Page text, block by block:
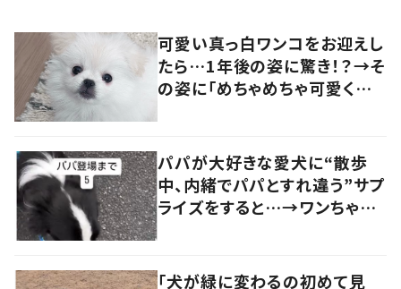
可愛い真っ白ワンコをお迎えし
たら…1年後の姿に驚き！？→そ
の姿に「めちゃめちゃ可愛くて
パパが大好きな愛犬に“散歩
中、内緒でパパとすれ違う”サプ
ライズをすると…→ワンちゃん
「犬が緑に変わるの初めて見